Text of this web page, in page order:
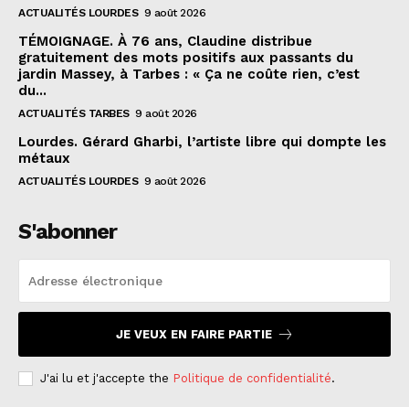
ACTUALITÉS LOURDES 9 août 2026
TÉMOIGNAGE. À 76 ans, Claudine distribue
gratuitement des mots positifs aux passants du
jardin Massey, à Tarbes : « Ça ne coûte rien, c’est
du...
ACTUALITÉS TARBES 9 août 2026
Lourdes. Gérard Gharbi, l’artiste libre qui dompte les
métaux
ACTUALITÉS LOURDES 9 août 2026
S'abonner
JE VEUX EN FAIRE PARTIE
J'ai lu et j'accepte the Politique de confidentialité.